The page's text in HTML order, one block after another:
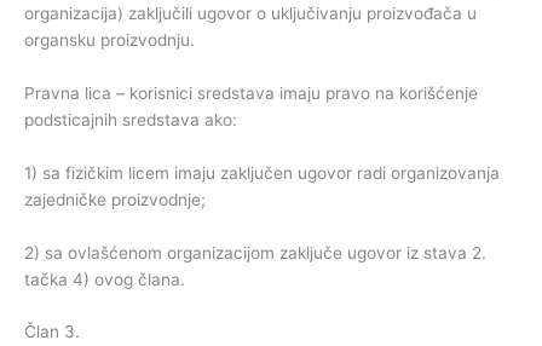
organizacija) zaključili ugovor o uključivanju proizvođača u
organsku proizvodnju.
Pravna lica – korisnici sredstava imaju pravo na korišćenje
podsticajnih sredstava ako:
1) sa fizičkim licem imaju zaključen ugovor radi organizovanja
zajedničke proizvodnje;
2) sa ovlašćenom organizacijom zaključe ugovor iz stava 2.
tačka 4) ovog člana.
Član 3.